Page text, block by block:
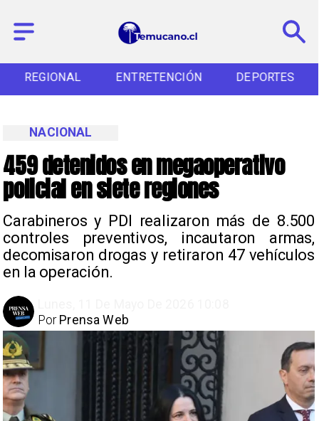
REGIONAL ENTRETENCIÓN DEPORTES
459 detenidos en megaoperativo
policial en siete regiones
Carabineros y PDI realizaron más de 8.500
controles preventivos, incautaron armas,
decomisaron drogas y retiraron 47 vehículos
en la operación.
NACIONAL
Prensa Web
Por